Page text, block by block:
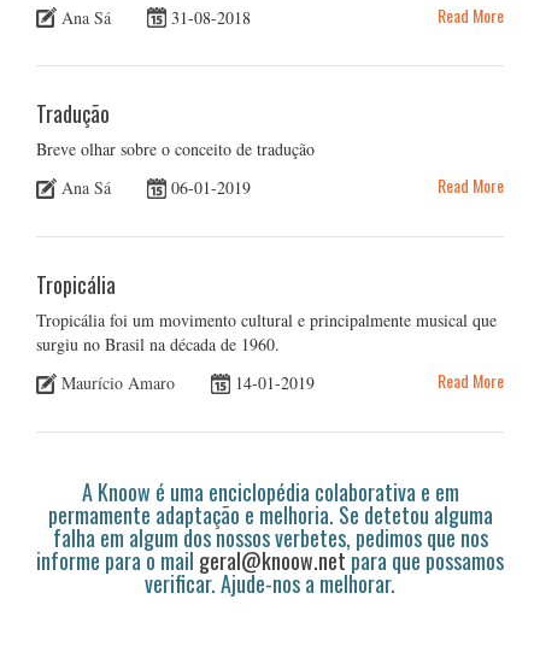
Ana Sá
31-08-2018 Read More
Tradução
Breve olhar sobre o conceito de tradução
Ana Sá
06-01-2019 Read More
Tropicália
Tropicália foi um movimento cultural e principalmente musical que
surgiu no Brasil na década de 1960.
Maurício Amaro
14-01-2019 Read More
A Knoow é uma enciclopédia colaborativa e em
permamente adaptação e melhoria. Se detetou alguma
falha em algum dos nossos verbetes, pedimos que nos
informe para o mail geral@knoow.netpara que possamos
verificar. Ajude-nos a melhorar.